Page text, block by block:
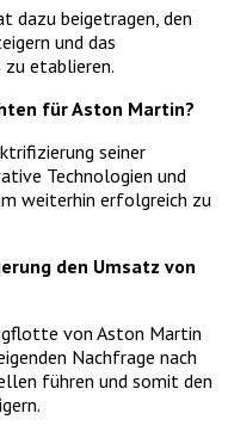
dazu beigetragen, den
und das
zu etablieren.
für Aston Martin?
seiner
Technologien und
weiterhin erfolgreich zu
den Umsatz von
von Aston Martin
Nachfrage nach
führen und somit den